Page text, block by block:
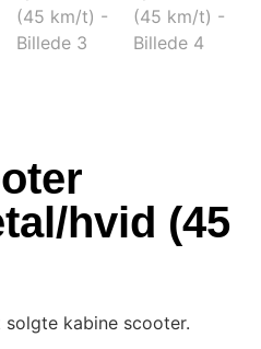
hvid (45
kabine scooter.